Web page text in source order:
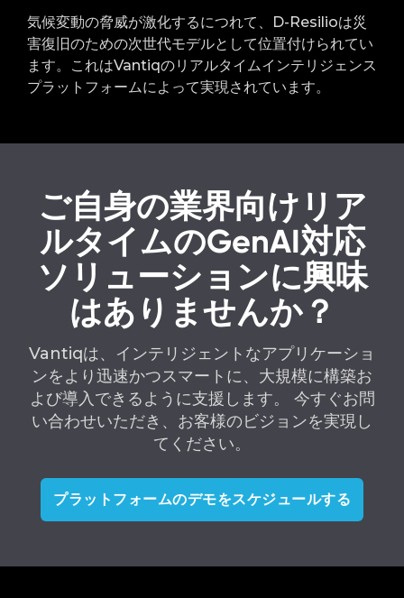
気候変動の脅威が激化するにつれて、D-Resilioは災
害復旧のための次世代モデルとして位置付けられてい
ます。これはVantiqのリアルタイムインテリジェンス
プラットフォームによって実現されています。
ご自身の業界向けリア
ルタイムのGenAI対応
ソリューションに興味
はありませんか？
Vantiqは、インテリジェントなアプリケーショ
ンをより迅速かつスマートに、大規模に構築お
よび導入できるように支援します。 今すぐお問
い合わせいただき、お客様のビジョンを実現し
てください。
プラットフォームのデモをスケジュールする